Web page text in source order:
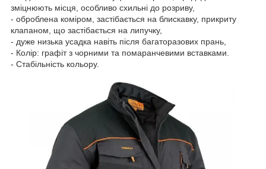
зміцнюють місця, особливо схильні до розриву,
- оброблена коміром, застібається на блискавку, прикриту
клапаном, що застібається на липучку,
- дуже низька усадка навіть після багаторазових прань,
- Колір: графіт з чорними та помаранчевими вставками.
- Стабільність кольору.